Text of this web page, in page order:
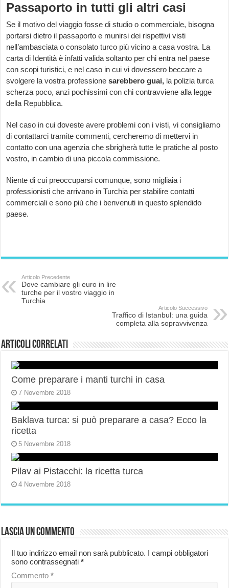
Passaporto in tutti gli altri casi
Se il motivo del viaggio fosse di studio o commerciale, bisogna
portarsi dietro il passaporto e munirsi dei rispettivi visti
nell’ambasciata o consolato turco più vicino a casa vostra. La
carta di Identità è infatti valida soltanto per chi entra nel paese
con scopi turistici, e nel caso in cui vi dovessero beccare a
svolgere la vostra professionesarebbero guai, la polizia turca
scherza poco, anzi pochissimi con chi contravviene alla legge
della Repubblica.
Nel caso in cui doveste avere problemi con i visti, vi consigliamo
di contattarci tramite commenti, cercheremo di mettervi in
contatto con una agenzia che sbrigherà tutte le pratiche al posto
vostro, in cambio di una piccola commissione.
Niente di cui preoccuparsi comunque, sono migliaia i
professionisti che arrivano in Turchia per stabilire contatti
commerciali e sono più che i benvenuti in questo splendido
paese.
Articolo Precedente
Dove cambiare gli euro in lire
turche per il vostro viaggio in
Turchia
Articolo Successivo
Traffico di Istanbul: una guida
completa alla sopravvivenza
Articoli correlati
Come preparare i manti turchi in casa
7 Novembre 2018
Baklava turca: si può preparare a casa? Ecco la
ricetta
5 Novembre 2018
Pilav ai Pistacchi: la ricetta turca
4 Novembre 2018
Lascia un commento
Il tuo indirizzo email non sarà pubblicato. I campi obbligatori
sono contrassegnati*
Commento*